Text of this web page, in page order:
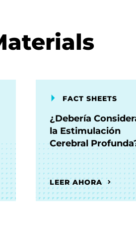
FACT SHEETS
¿Debería
la Estimulación
Cerebral
LEER AHORA